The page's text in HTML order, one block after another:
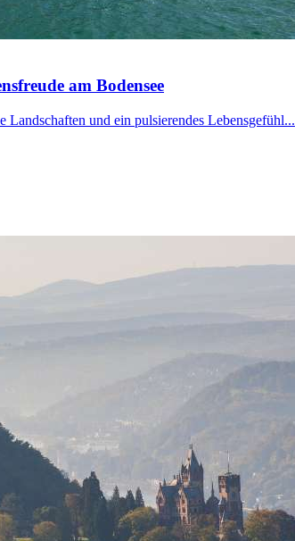
am Bodensee
und ein pulsierendes Lebensgefühl...